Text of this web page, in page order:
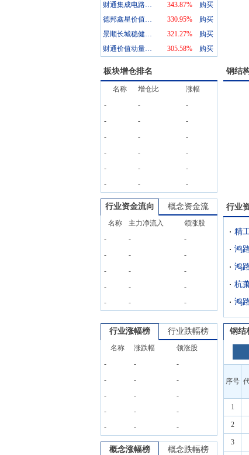
财通集成电路产业股票A
343.87%
购买
德邦鑫星价值灵活配置混合A
330.95%
购买
景顺长城稳健回报混合A
321.27%
购买
财通价值动量混合A
305.58% 购买
板块增仓排名
名称 增仓比
涨幅
-
-
-
-
-
-
-
-
-
-
-
-
-
-
-
-
- -
钢结
行业资金流向 概念资金流
名称 主力净流入
领涨股
-
-
-
-
-
-
-
-
-
-
-
-
-
- -
行业
鸿
行业涨幅榜 行业跌幅榜
名称 涨跌幅
领涨股
-
-
-
-
-
-
-
-
-
-
-
-
-
- -
概念涨幅榜 概念跌幅榜
钢结
序号
1
2
3